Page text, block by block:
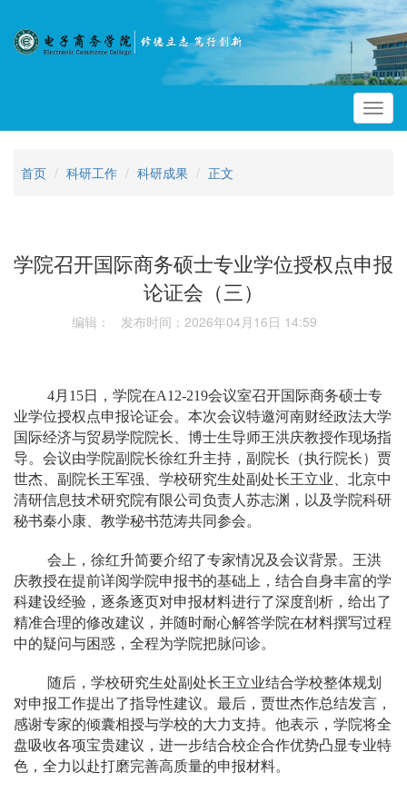
首页 科研工作 科研成果 正文
学院召开国际商务硕士专业学位授权点申报
论证会（三）
编辑： 发布时间：2026年04月16日 14:59
4月 15日，学院在A12-219会议室召开国际商务硕士专
业学位授权点申报论证会。本次会议特邀河南财经政法大学
国际经济与贸易学院院长、博士生导师王洪庆教授作现场指
导。会议由学院副院长徐红升主持，副院长（执行院长）贾
世杰、副院长王军强、学校研究生处副处长王立业、北京中
清研信息技术研究院有限公司负责人苏志渊，以及学院科研
秘书秦小康、教学秘书范涛共同参会。
会上，徐红升简要介绍了专家情况及会议背景。王洪
庆教授在提前详阅学院申报书的基础上，结合自身丰富的学
科建设经验，逐条逐页对申报材料进行了深度剖析，给出了
精准合理的修改建议，并随时耐心解答学院在材料撰写过程
中的疑问与困惑，全程为学院把脉问诊。
随后，学校研究生处副处长王立业结合学校整体规划
对申报工作提出了指导性建议。最后，贾世杰作总结发言，
感谢专家的倾囊相授与学校的大力支持。他表示，学院将全
盘吸收各项宝贵建议，进一步结合校企合作优势凸显专业特
色，全力以赴打磨完善高质量的申报材料。